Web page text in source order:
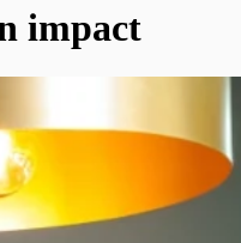
impact